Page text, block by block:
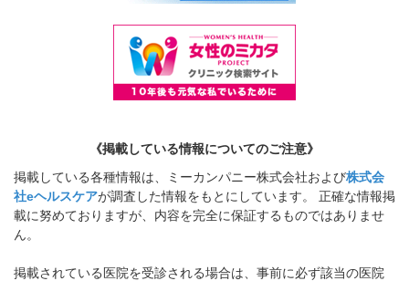
《掲載している情報についてのご注意》
掲載している各種情報は、ミーカンパニー株式会社および株式会
社eヘルスケアが調査した情報をもとにしています。 正確な情報掲
載に努めておりますが、内容を完全に保証するものではありませ
ん。
掲載されている医院を受診される場合は、事前に必ず該当の医院